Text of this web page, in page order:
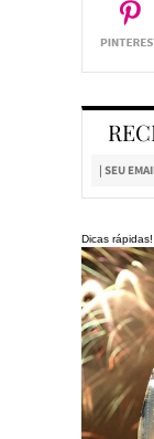
Dicas rápidas!